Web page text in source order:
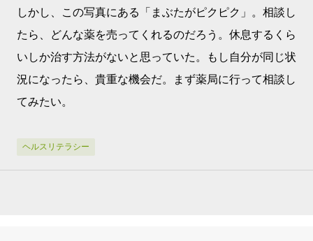
しかし、この写真にある「まぶたがピクピク」。相談し
たら、どんな薬を売ってくれるのだろう。休息するくら
いしか治す方法がないと思っていた。もし自分が同じ状
況になったら、貴重な機会だ。まず薬局に行って相談し
てみたい。
ヘルスリテラシー